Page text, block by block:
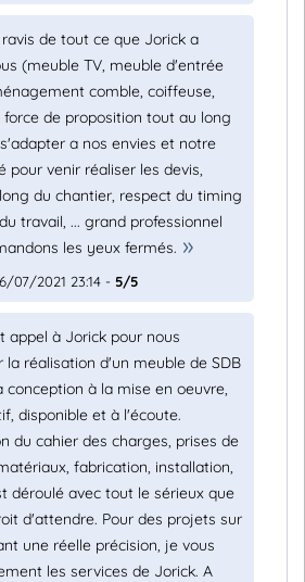
de tout ce que Jorick a
(meuble TV, meuble d'entrée
comble, coiffeuse,
force de proposition tout au long
a nos envies et notre
pour venir réaliser les devis,
du chantier, respect du timing
travail, ... grand professionnel
les yeux fermés.
07/2021 23:14 - 5/5
appel à Jorick pour nous
réalisation d'un meuble de SDB
conception à la mise en oeuvre,
disponible et à l'écoute.
du cahier des charges, prises de
fabrication, installation,
déroulé avec tout le sérieux que
d'attendre. Pour des projets sur
une réelle précision, je vous
les services de Jorick. A